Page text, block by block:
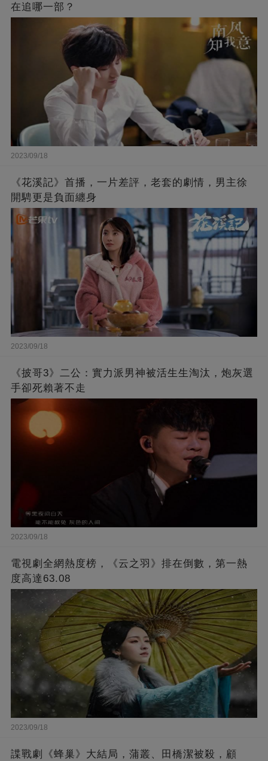
在追哪一部？
2023/09/18
《花溪記》首播，一片差評，老套的劇情，男主徐
開騁更是負面纏身
2023/09/18
《披哥3》二公：實力派男神被活生生淘汰，炮灰選
手卻死賴著不走
2023/09/18
電視劇全網熱度榜，《云之羽》排在倒數，第一熱
度高達63.08
2023/09/18
諜戰劇《蜂巢》大結局，蒲叢、田橋潔被殺，顧